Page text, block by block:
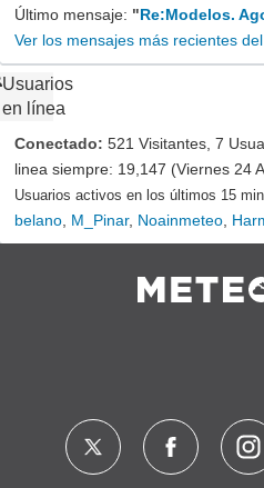
Último mensaje: "Re:Modelos.
Ver los mensajes más recientes del
Usuarios
en línea
Conectado: 521 Visitantes, 7
linea siempre: 19,147 (Viernes 24
Usuarios activos en los últimos 15
belano M_Pinar, Noainmeteo